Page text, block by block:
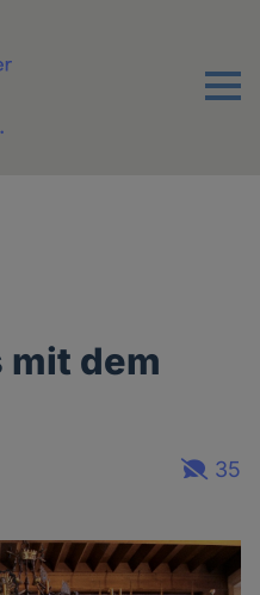
Menu
dem
35